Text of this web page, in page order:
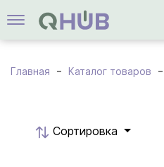
Главная Каталог товаров
Cортировка